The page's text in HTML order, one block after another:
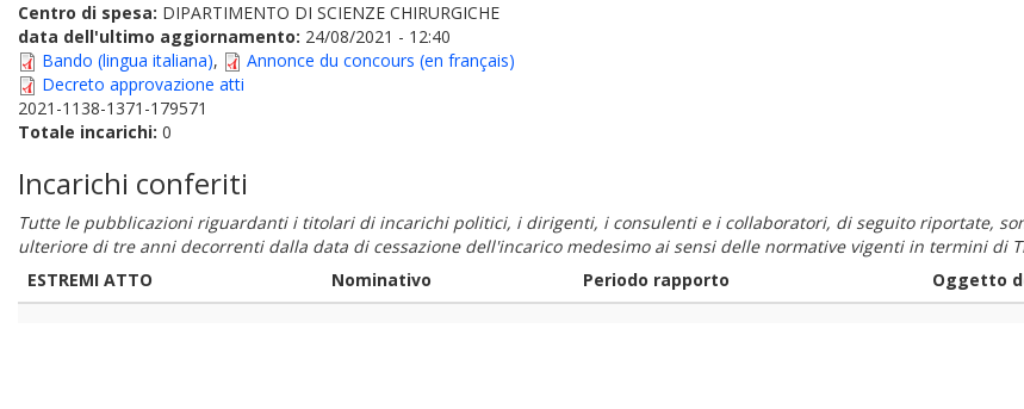
Centro di spesa: DIPARTIMENTO DI SCIENZE CHIRURGICHE
data dell'ultimo aggiornamento: 24/08/2021 - 12:40
Bando (lingua italiana),
Annonce du concours (en français)
Decreto approvazione atti
2021-1138-1371-179571
Totale incarichi: 0
Incarichi conferiti
Tutte le pubblicazioni riguardanti i titolari di incarichi politici, i dirigenti, i consulenti e i collaboratori, di seguito riportate,
ulteriore di tre anni decorrenti dalla data di cessazione dell'incarico medesimo ai sensi delle normative vigenti in termini di
ESTREMI ATTO
Nominativo Periodo rapporto Oggetto